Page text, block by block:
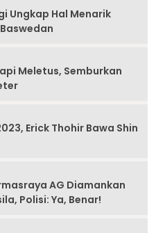
Ungkap Hal Menarik
Meletus, Semburkan
Erick Thohir Bawa Shin
AG Diamankan
Polisi: Ya, Benar!